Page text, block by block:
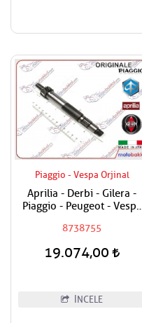
Piaggio - Vespa Orjinal
Aprilia - Derbi - Gilera -
Piaggio - Peugeot - Vespa
Şanzuman Mili
8738755
19.074,00
İNCELE